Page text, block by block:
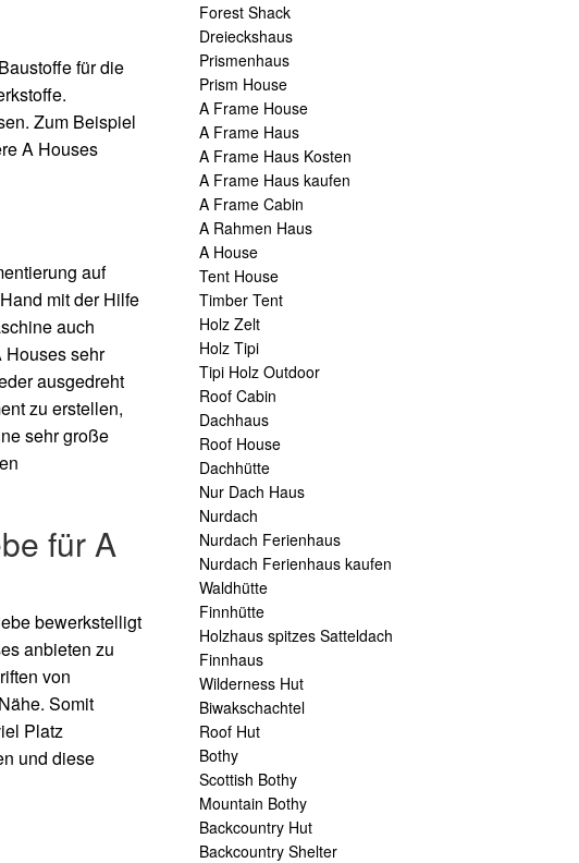
für die
Zum Beispiel
A Houses
auf
mit der Hilfe
auch
Houses sehr
ausgedreht
zu erstellen,
sehr große
für A
bewerkstelligt
anbieten zu
von
Somit
Platz
und diese
Forest Shack
Dreieckshaus
Prismenhaus
Prism House
A Frame House
A Frame Haus
A Frame Haus Kosten
A Frame Haus kaufen
A Frame Cabin
A Rahmen Haus
A House
Tent House
Timber Tent
Holz Zelt
Holz Tipi
Tipi Holz Outdoor
Roof Cabin
Dachhaus
Roof House
Dachhütte
Nur Dach Haus
Nurdach
Nurdach Ferienhaus
Nurdach Ferienhaus kaufen
Waldhütte
Finnhütte
Holzhaus spitzes Satteldach
Finnhaus
Wilderness Hut
Biwakschachtel
Roof Hut
Bothy
Scottish Bothy
Mountain Bothy
Backcountry Hut
Backcountry Shelter